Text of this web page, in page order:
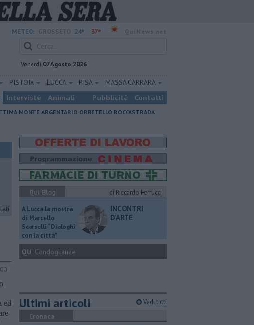
METEO: 24° 37°
Venerdì 07 Agosto 2026
PISTOIA LUCCA PISA MASSA CARRARA
Interviste Animali Pubblicità Contatti
MONTE ARGENTARIO ORBETELLO ROCCASTRADA
ed
Qui Blog
di Riccardo Ferrucci
A Lucca la mostra
di Marcello
Scarselli “Dialoghi
con la città"
INCONTRI
D'ARTE
QUI Condoglianze
Ultimi articoli Vedi tutti
Cronaca